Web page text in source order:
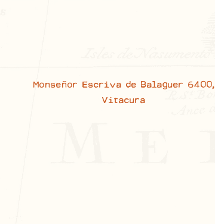
Monseñor Escriva de Balaguer 6400,
Vitacura